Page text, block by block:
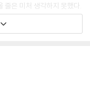
줄은 미처 생각하지 못했다.
도, 걸 일도 없는 관계였다.
곧 깨닫고 후회했다. 공진